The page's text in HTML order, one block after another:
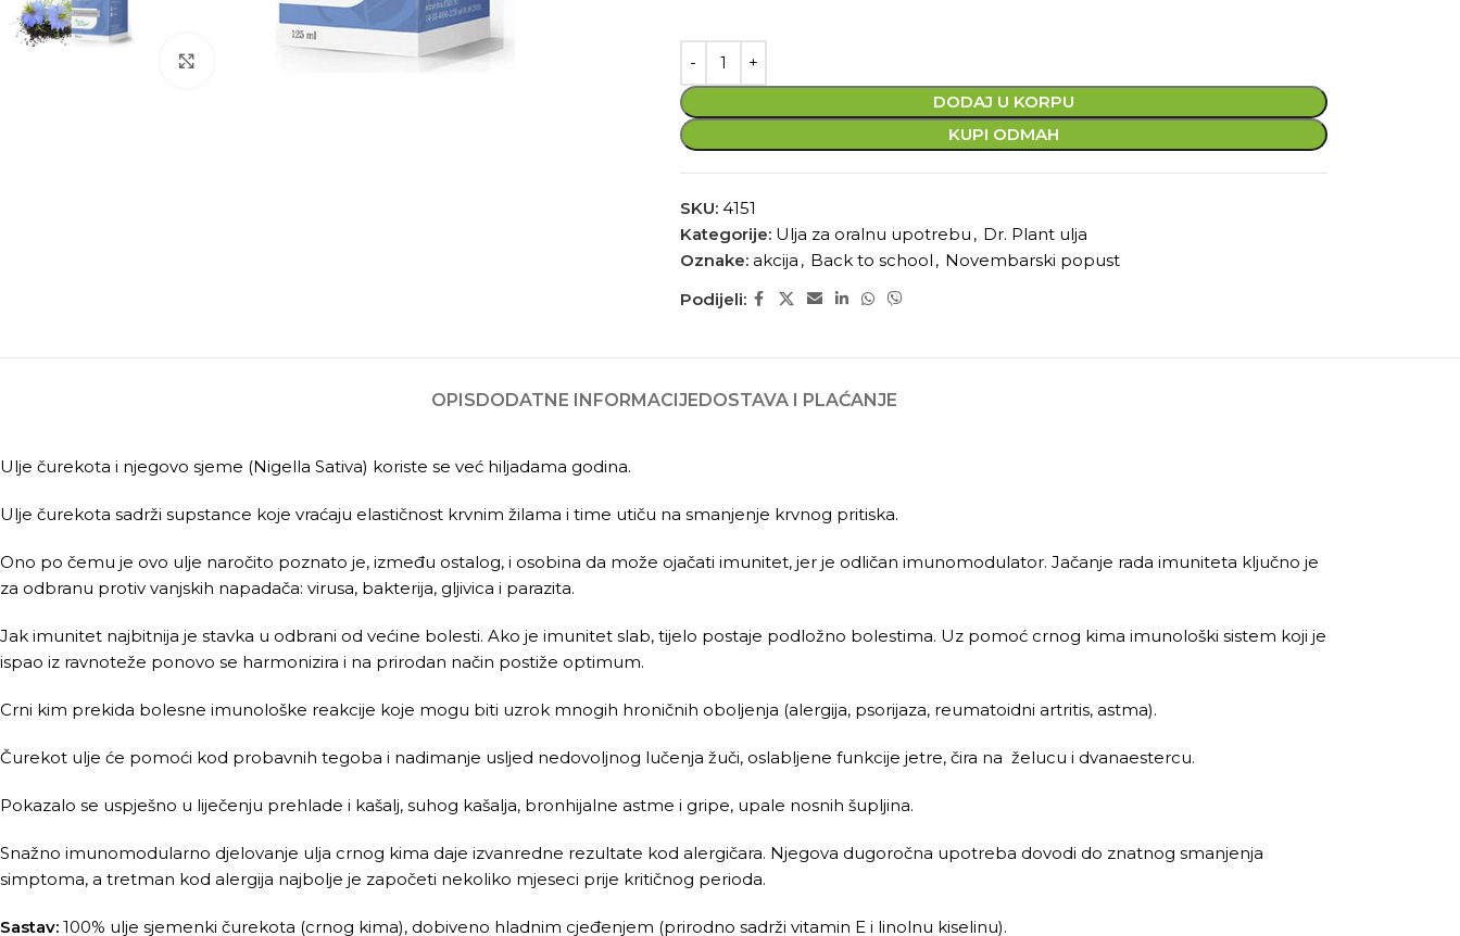
Kliknite za povećanje
DODAJ U KORPU
KUPI ODMAH
SKU: 4151
Kategorije: Ulja za oralnu upotrebu , Dr. Plant ulja
Oznake: akcija , Back to school , Novembarski popust
Podijeli:
OPISDODATNE INFORMACIJEDOSTAVA I PLAĆANJE
Ulje čurekota i njegovo sjeme (Nigella Sativa) koriste se već hiljadama godina.
Ulje čurekota sadrži supstance koje vraćaju elastičnost krvnim žilama i time utiču na smanjenje krvnog pritiska.
Ono po čemu je ovo ulje naročito poznato je, između ostalog, i osobina da može ojačati imunitet, jer je odličan imunomodulator. Jačanje rada imuniteta ključno je
za odbranu protiv vanjskih napadača: virusa, bakterija, gljivica i parazita.
Jak imunitet najbitnija je stavka u odbrani od većine bolesti. Ako je imunitet slab, tijelo postaje podložno bolestima. Uz pomoć crnog kima imunološki sistem koji je
ispao iz ravnoteže ponovo se harmonizira i na prirodan način postiže optimum.
Crni kim prekida bolesne imunološke reakcije koje mogu biti uzrok mnogih hroničnih oboljenja (alergija, psorijaza, reumatoidni artritis, astma).
Čurekot ulje će pomoći kod probavnih tegoba i nadimanje usljed nedovoljnog lučenja žuči, oslabljene funkcije jetre, čira na želucu i dvanaestercu.
Pokazalo se uspješno u liječenju prehlade i kašalj, suhog kašalja, bronhijalne astme i gripe, upale nosnih šupljina.
Snažno imunomodularno djelovanje ulja crnog kima daje izvanredne rezultate kod alergičara. Njegova dugoročna upotreba dovodi do znatnog smanjenja
simptoma, a tretman kod alergija najbolje je započeti nekoliko mjeseci prije kritičnog perioda.
Sastav: 100% ulje sjemenki čurekota (crnog kima), dobiveno hladnim cjeđenjem (prirodno sadrži vitamin E i linolnu kiselinu).